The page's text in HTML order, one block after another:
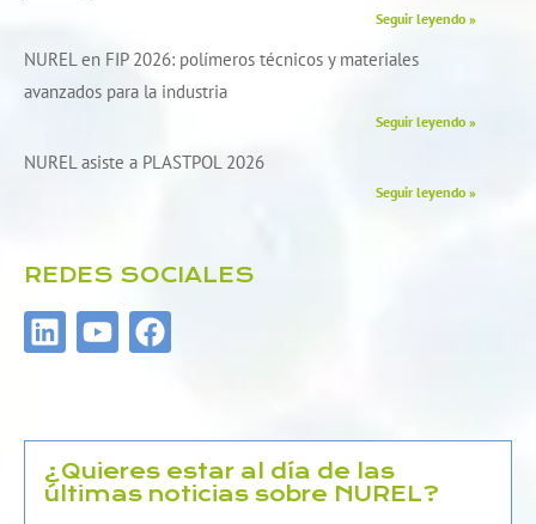
Seguir leyendo »
NUREL en FIP 2026: polímeros técnicos y materiales
avanzados para la industria
Seguir leyendo »
NUREL asiste a PLASTPOL 2026
Seguir leyendo »
REDES SOCIALES
L
i
e
d
i
Y
o
u
b
e
F
a
b
o
o
¿Quieres estar al día de las
últimas noticias sobre NUREL?